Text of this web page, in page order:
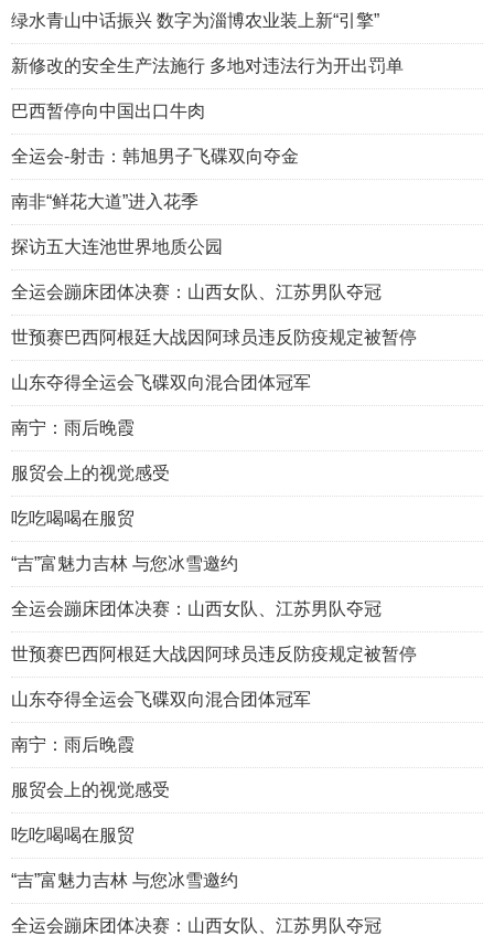
绿水青山中话振兴 数字为淄博农业装上新“引擎”
新修改的安全生产法施行 多地对违法行为开出罚单
巴西暂停向中国出口牛肉
全运会-射击：韩旭男子飞碟双向夺金
南非“鲜花大道”进入花季
探访五大连池世界地质公园
全运会蹦床团体决赛：山西女队、江苏男队夺冠
世预赛巴西阿根廷大战因阿球员违反防疫规定被暂停
山东夺得全运会飞碟双向混合团体冠军
南宁：雨后晚霞
服贸会上的视觉感受
吃吃喝喝在服贸
“吉”富魅力吉林 与您冰雪邀约
全运会蹦床团体决赛：山西女队、江苏男队夺冠
世预赛巴西阿根廷大战因阿球员违反防疫规定被暂停
山东夺得全运会飞碟双向混合团体冠军
南宁：雨后晚霞
服贸会上的视觉感受
吃吃喝喝在服贸
“吉”富魅力吉林 与您冰雪邀约
全运会蹦床团体决赛：山西女队、江苏男队夺冠